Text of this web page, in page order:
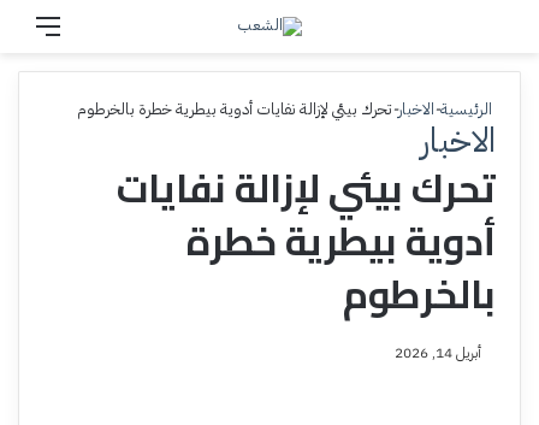
بحث عن
الرئيسية-الاخبار-تحرك بيئي لإزالة نفايات أدوية بيطرية خطرة بالخرطوم
الاخبار
تحرك بيئي لإزالة نفايات
أدوية بيطرية خطرة
بالخرطوم
أبريل 14, 2026